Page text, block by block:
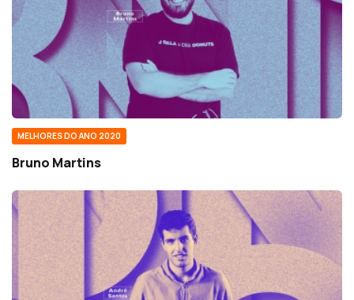
MELHORES DO ANO 2020
Bruno Martins